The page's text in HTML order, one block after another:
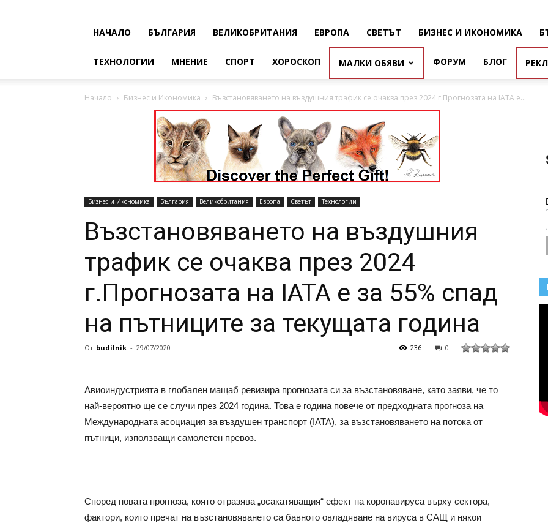
НАЧАЛО БЪЛГАРИЯ ВЕЛИКОБРИТАНИЯ ЕВРОПА СВЕТЪТ БИЗНЕС И ИКОНОМИКА
ТЕХНОЛОГИИ МНЕНИЕ СПОРТ ХОРОСКОП МАЛКИ ОБЯВИ ФОРУМ БЛОГ
Начало Бизнес и Икономика Възстановяването на въздушния трафик се очаква през 2024 г.Прогнозата на IATA е...
Бизнес и Икономика България Великобритания Европа Светът Технологии
Възстановяването на въздушния
трафик се очаква през 2024
г.Прогнозата на IATA е за 55% спад
на пътниците за текущата година
От budilnik - 29/07/2020 0
236
Авиоиндустрията в глобален мащаб ревизира прогнозата си за възстановяване, като заяви, че то
най-вероятно ще се случи през 2024 година. Това е година повече от предходната прогноза на
Международната асоциация за въздушен транспорт (IATA), за възстановяването на потока от
пътници, използващи самолетен превоз.
Според новата прогноза, която отразява „осакатяващия“ ефект на коронавируса върху сектора,
фактори, които пречат на възстановяването са бавното овладяване на вируса в САЩ и някои